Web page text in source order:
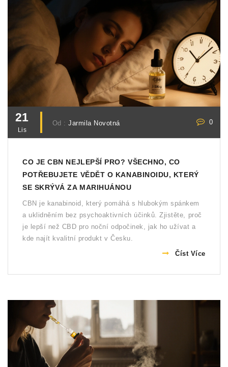
21
Lis
Od :Jarmila Novotná 0
CO JE CBN NEJLEPŠÍ PRO? VŠECHNO, CO
POTŘEBUJETE VĚDĚT O KANABINOIDU, KTERÝ
SE SKRÝVÁ ZA MARIHUÁNOU
CBN je kanabinoid, který pomáhá s hlubokým spánkem
a uklidněním bez psychoaktivních účinků. Zjistěte, proč
je lepší než CBD pro noční odpočinek, jak ho užívat a
kde najít kvalitní produkt v Česku.
Číst Více